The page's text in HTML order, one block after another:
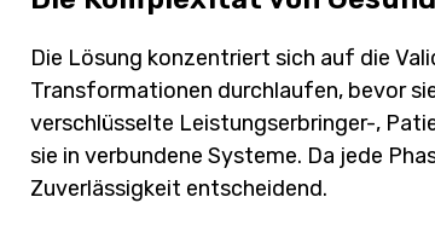
Die Lösung konzentriert sich auf die
Transformationen durchlaufen, bevor
verschlüsselte Leistungserbringer-,
sie in verbundene Systeme. Da jede
Zuverlässigkeit entscheidend.